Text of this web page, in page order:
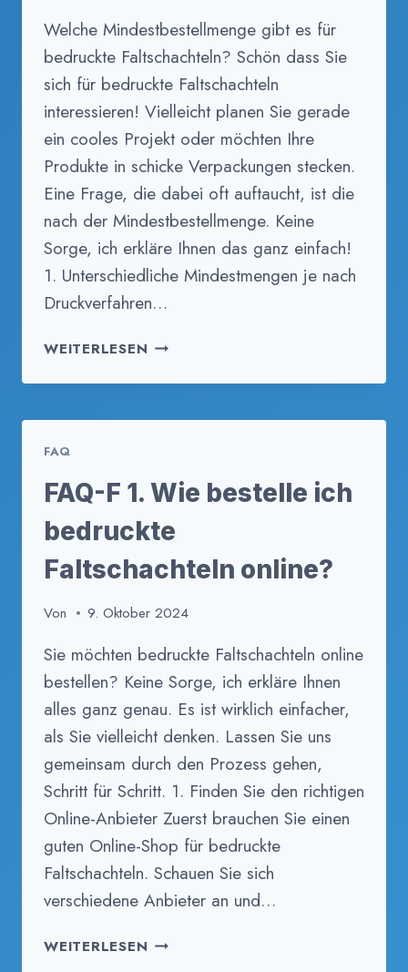
Welche Mindestbestellmenge gibt es für
bedruckte Faltschachteln? Schön dass Sie
sich für bedruckte Faltschachteln
interessieren! Vielleicht planen Sie gerade
ein cooles Projekt oder möchten Ihre
Produkte in schicke Verpackungen stecken.
Eine Frage, die dabei oft auftaucht, ist die
nach der Mindestbestellmenge. Keine
Sorge, ich erkläre Ihnen das ganz einfach!
1. Unterschiedliche Mindestmengen je nach
Druckverfahren…
WEITERLESEN FAQ-
2.
FÜR
BEDRUCKTE
FALTSCHACHTELN?
FAQ
FAQ-F 1. Wie bestelle ich
bedruckte
Faltschachteln online?
Von 9. Oktober 2024
Sie möchten bedruckte Faltschachteln online
bestellen? Keine Sorge, ich erkläre Ihnen
alles ganz genau. Es ist wirklich einfacher,
als Sie vielleicht denken. Lassen Sie uns
gemeinsam durch den Prozess gehen,
Schritt für Schritt. 1. Finden Sie den richtigen
Online-Anbieter Zuerst brauchen Sie einen
guten Online-Shop für bedruckte
Faltschachteln. Schauen Sie sich
verschiedene Anbieter an und…
WEITERLESEN FAQ-